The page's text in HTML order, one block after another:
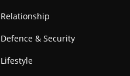
Relationship
Defence & Security
Lifestyle